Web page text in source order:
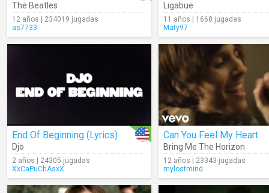
The Beatles
12 años | 234019 jugadas
as7733
Ligabue
11 años | 1668 jugadas
Maty97
End Of Beginning (Lyrics)
Djo
2 años | 24305 jugadas
XxCaPuChAsxX
Can You Feel My Heart
Bring Me The Horizon
12 años | 23343 jugadas
mylostmind